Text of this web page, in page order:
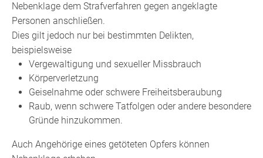
Nebenklage dem Strafverfahren gegen angeklagte
Personen anschließen.
Dies gilt jedoch nur bei bestimmten Delikten,
beispielsweise
Vergewaltigung und sexueller Missbrauch
Körperverletzung
Geiselnahme oder schwere Freiheitsberaubung
Raub, wenn schwere Tatfolgen oder andere besondere
Gründe hinzukommen.
Auch Angehörige eines getöteten Opfers können